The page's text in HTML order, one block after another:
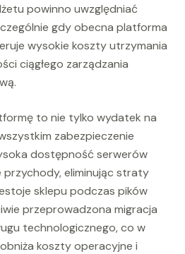
powinno uwzględniać
gdy obecna platforma
wysokie koszty utrzymania
ciągłego zarządzania
to nie tylko wydatek na
zabezpieczenie
dostępność serwerów
przychody, eliminując straty
sklepu podczas pików
przeprowadzona migracja
technologicznego, co w
koszty operacyjne i